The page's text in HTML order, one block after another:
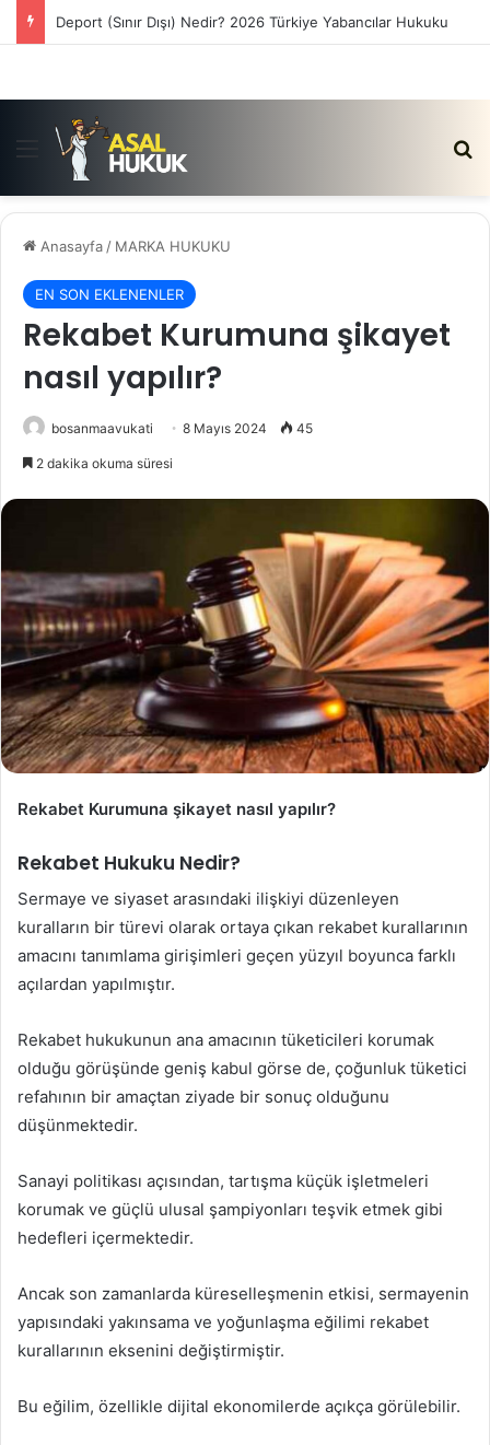
Deport (Sınır Dışı) Nedir? 2026 Türkiye Yabancılar Hukuku
Menü
Anasayfa / MARKA HUKUKU
EN SON EKLENENLER
Rekabet Kurumuna şikayet
nasıl yapılır?
bosanmaavukati 8 Mayıs 2024 45
2 dakika okuma süresi
Rekabet Kurumuna şikayet nasıl yapılır?
Rekabet Hukuku Nedir?
Sermaye ve siyaset arasındaki ilişkiyi düzenleyen
kuralların bir türevi olarak ortaya çıkan rekabet kurallarının
amacını tanımlama girişimleri geçen yüzyıl boyunca farklı
açılardan yapılmıştır.
Rekabet hukukunun ana amacının tüketicileri korumak
olduğu görüşünde geniş kabul görse de, çoğunluk tüketici
refahının bir amaçtan ziyade bir sonuç olduğunu
düşünmektedir.
Sanayi politikası açısından, tartışma küçük işletmeleri
korumak ve güçlü ulusal şampiyonları teşvik etmek gibi
hedefleri içermektedir.
Ancak son zamanlarda küreselleşmenin etkisi, sermayenin
yapısındaki yakınsama ve yoğunlaşma eğilimi rekabet
kurallarının eksenini değiştirmiştir.
Bu eğilim, özellikle dijital ekonomilerde açıkça görülebilir.